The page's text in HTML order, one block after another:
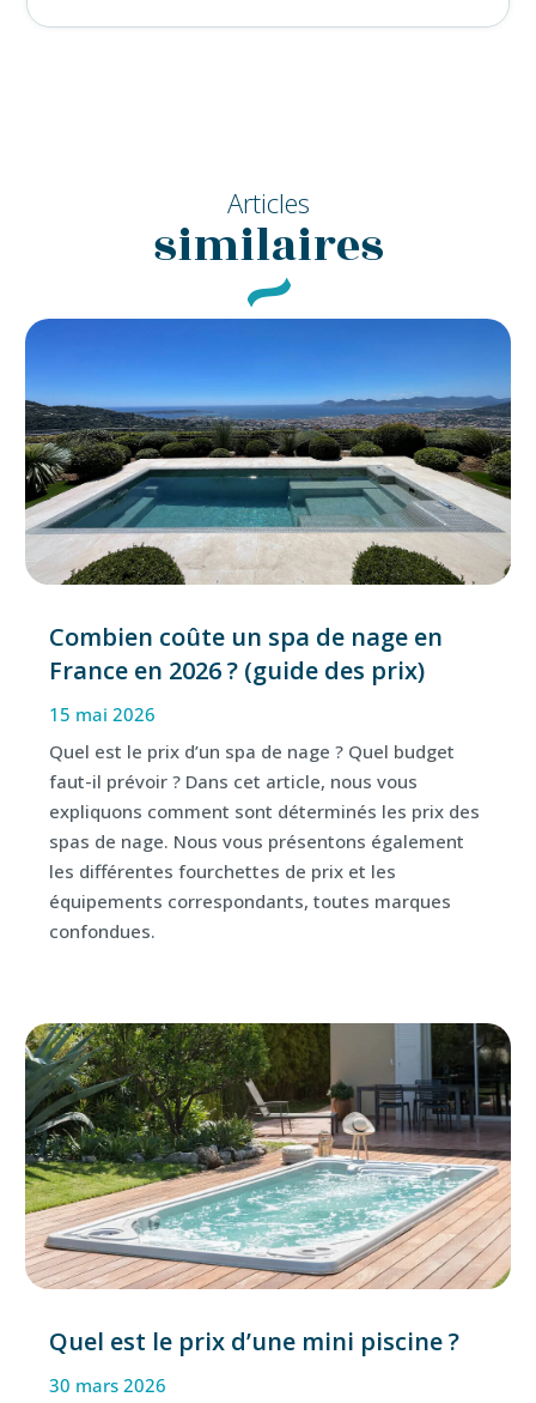
Articles
similaires
Combien coûte un spa de nage en
France en 2026 ? (guide des prix)
15 mai 2026
Quel est le prix d’un spa de nage ? Quel budget
faut-il prévoir ? Dans cet article, nous vous
expliquons comment sont déterminés les prix des
spas de nage. Nous vous présentons également
les différentes fourchettes de prix et les
équipements correspondants, toutes marques
confondues.
Quel est le prix d’une mini piscine ?
30 mars 2026